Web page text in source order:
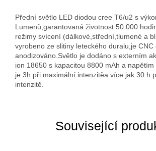
Související
Přední světlo LED diodou cree T6/u2 s
Lumenů,garantovaná životnost 50.000
režimy svícení (dálkové,střední,tlumené a
vyrobeno ze slitiny leteckého duralu,je CNC
anodizováno.Světlo je dodáno s externím
ion 18650 s kapacitou 8800 mAh a napětím
je 3h při maximální intenzitěa více jak 30 h
intenzitě.